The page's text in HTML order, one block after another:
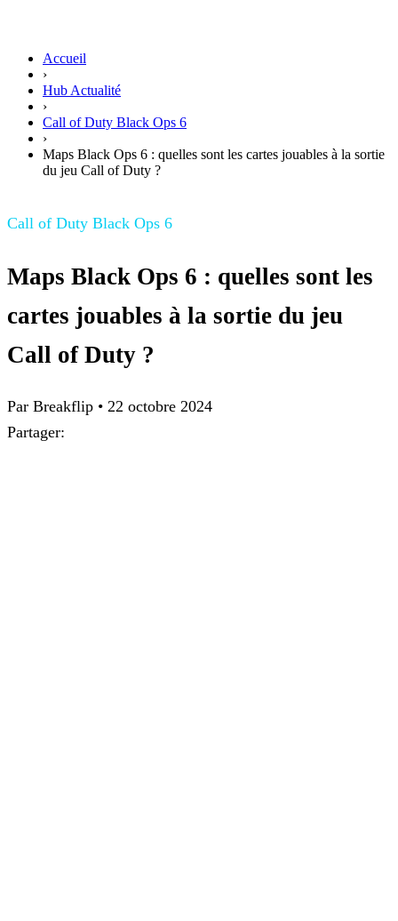
Accueil
›
Hub Actualité
›
Call of Duty Black Ops 6
›
Maps Black Ops 6 : quelles sont les cartes jouables à la sortie
du jeu Call of Duty ?
Call of Duty Black Ops 6
Maps Black Ops 6 : quelles sont les
cartes jouables à la sortie du jeu
Call of Duty ?
Par Breakflip • 22 octobre 2024
Partager: